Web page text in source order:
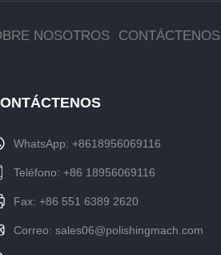
NOSOTROS CONTÁCTENOS
WhatsApp: +8618956069116
Teléfono: +86 18956069116
Fax: +86 551 6389 2620
Correo: sales06@polishingmach.com